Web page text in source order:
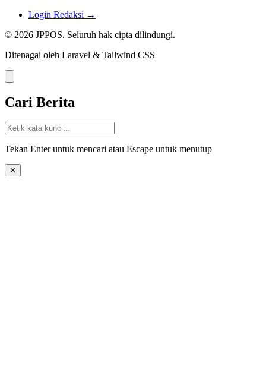
Login Redaksi →
© 2026 JPPOS. Seluruh hak cipta dilindungi.
Ditenagai oleh Laravel & Tailwind CSS
Cari Berita
Tekan Enter untuk mencari atau Escape untuk menutup
✕